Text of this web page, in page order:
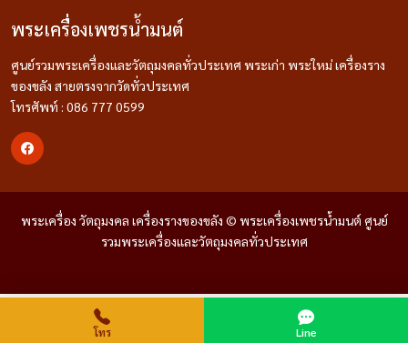
พระเครื่องเพชรน้ำมนต์
ศูนย์รวมพระเครื่องและวัตถุมงคลทั่วประเทศ พระเก่า พระใหม่ เครื่องราง
ของขลัง สายตรงจากวัดทั่วประเทศ
โทรศัพท์ : 086 777 0599
พระเครื่อง วัตถุมงคล เครื่องรางของขลัง © พระเครื่องเพชรน้ำมนต์ ศูนย์
รวมพระเครื่องและวัตถุมงคลทั่วประเทศ
โทร Line